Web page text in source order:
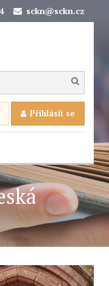
sckn@sckn.cz
Přihlásit se